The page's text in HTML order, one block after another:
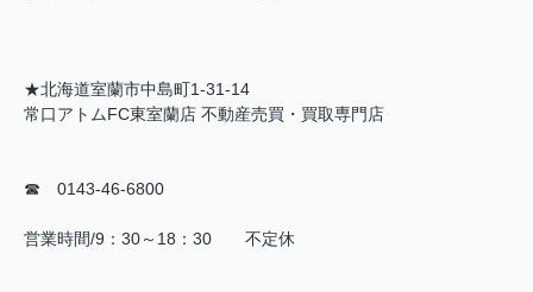
★北海道室蘭市中島町1-31-14
常口アトムFC東室蘭店 不動産売買・買取専門店
☎ 0143-46-6800
営業時間/9：30～18：30 不定休